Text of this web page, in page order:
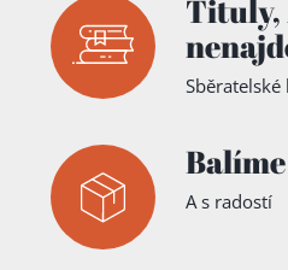
Tituly,
A s radostí